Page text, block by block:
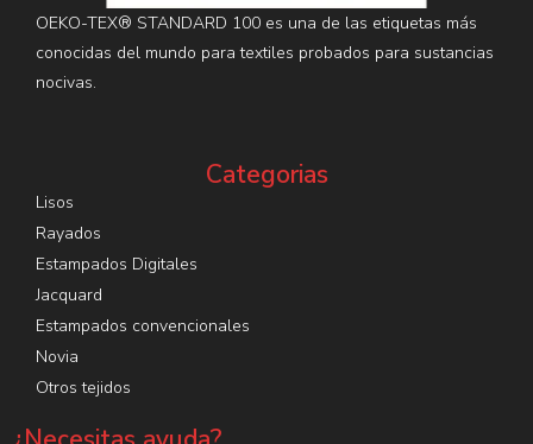
OEKO-TEX® STANDARD 100 es una de las etiquetas más
conocidas del mundo para textiles probados para sustancias
nocivas.
Categorias
Lisos
Rayados
Estampados Digitales
Jacquard
Estampados convencionales
Novia
Otros tejidos